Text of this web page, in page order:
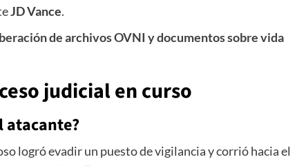
JD Vance.
de archivos OVNI y documentos sobre vida
judicial en curso
atacante?
logró evadir un puesto de vigilancia y corrió hacia el